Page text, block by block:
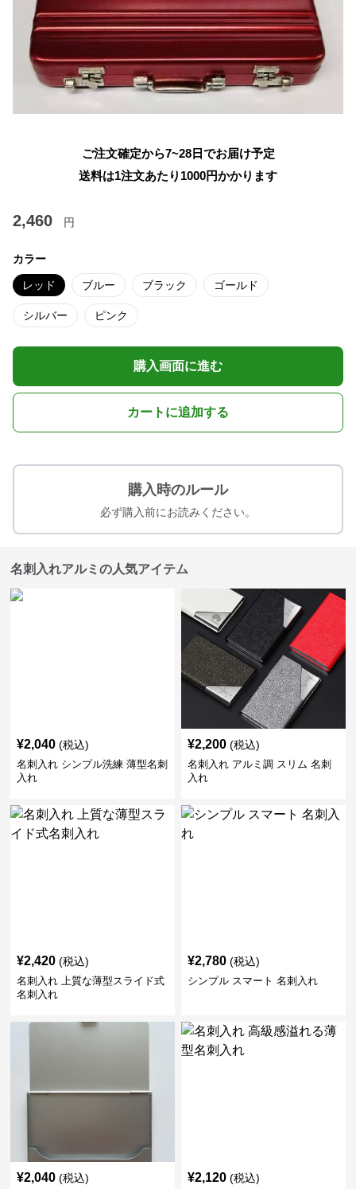
ご注文確定から7~28日でお届け予定
送料は1注文あたり 1000円かかります
2,460 円
カラー
レッド ブルー ブラック ゴールド
シルバー ピンク
購入画面に進む
カートに追加する
購入時のルール
必ず購入前にお読みください。
名刺入れアルミの人気アイテム
¥2,040 (税込)
名刺入れ シンプル洗練 薄型名刺
入れ
¥2,200 (税込)
名刺入れ アルミ調 スリム 名刺
入れ
¥2,420 (税込)
名刺入れ 上質な薄型スライド式
名刺入れ
¥2,780 (税込)
シンプル スマート 名刺入れ
¥2,040 (税込) ¥2,120 (税込)